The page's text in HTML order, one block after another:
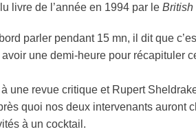
livre de l’année en 1994 par le British
parler pendant 15 mn, il dit que
une demi-heure pour récapituler
une revue critique et Rupert
quoi nos deux intervenants auront
à un cocktail.